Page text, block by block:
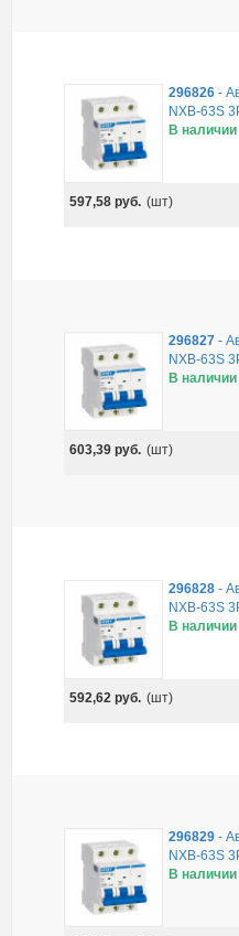
296826 -
NXB-63S
В наличии
597,58руб. (шт)
296827 -
NXB-63S
В наличии
603,39руб. (шт)
296828 -
NXB-63S
В наличии
592,62руб. (шт)
296829 -
NXB-63S
В наличии